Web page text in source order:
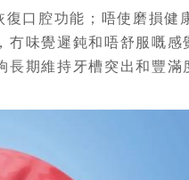
口腔功能；唔使磨損健
味覺遲鈍和唔舒服嘅感
期維持牙槽突出和豐滿